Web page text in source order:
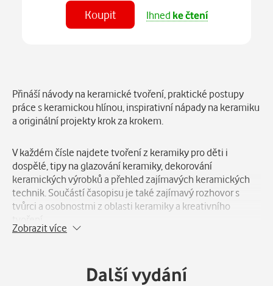
Koupit Ihned ke čtení
Přináší návody na keramické tvoření, praktické postupy
práce s keramickou hlínou, inspirativní nápady na keramiku
a originální projekty krok za krokem.
V každém čísle najdete tvoření z keramiky pro děti i
dospělé, tipy na glazování keramiky, dekorování
keramických výrobků a přehled zajímavých keramických
technik. Součástí časopisu je také zajímavý rozhovor s
tvůrci a osobnostmi z oblasti keramiky a kreativního
Zobrazit více
Další vydání